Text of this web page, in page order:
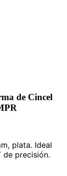
de Cincel
plata. Ideal
de precisión.